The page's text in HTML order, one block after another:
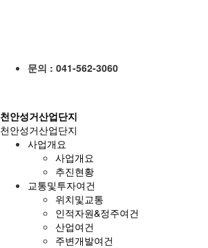
문의 : 041-562-3060
천안성거산업단지
천안성거산업단지
사업개요
사업개요
추진현황
교통및투자여건
위치및교통
인적자원&정주여건
산업여건
주변개발여건